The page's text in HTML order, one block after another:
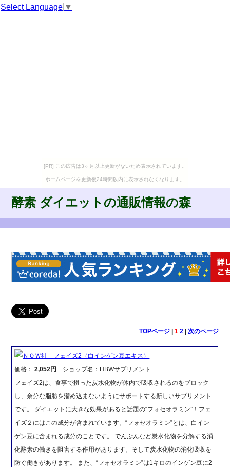
Select Language ▼
[PR] この広告は3ヶ月以上更新がないため表示されています。
ホームページを更新後24時間以内に表示されなくなります。
酵素 ダイエットの通販情報の森
TOPページ| 1 2| 次のページ
ＮＯＷ社 フェイズ2（白インゲン豆エキス）
価格：2,052円
ショップ名：HBWサプリメント
フェイズ2は、食事で摂った炭水化物が体内で吸収されるのをブロック
し、余分な脂肪を溜め込まないようにサポートする新しいサプリメント
です。 ダイエットに大きな効果があると話題の“フォセオラミン”！フェ
イズ２にはこの成分が含まれています。“フォセオラミン”とは、白イン
ゲン豆に含まれる成分のことです。 でんぷんなど炭水化物を分解する消
化酵素の働きを阻害する作用があります。そして炭水化物の消化吸収を
防ぐ働きがあります。 また、“フォセオラミン”は1キロのインゲン豆に2